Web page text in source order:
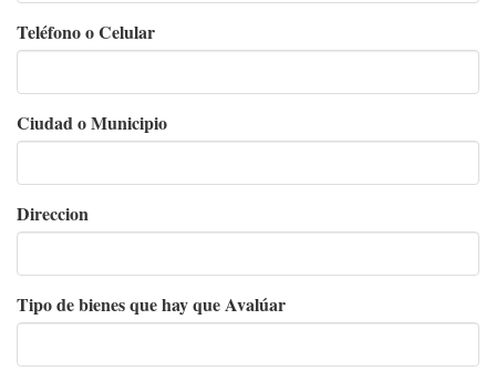
Teléfono o Celular
Ciudad o Municipio
Direccion
Tipo de bienes que hay que Avalúar